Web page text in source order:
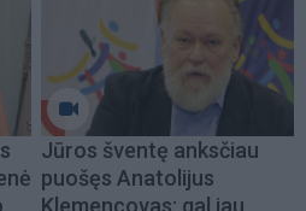
Jūros šventę anksčiau
puošęs Anatolijus
Klemencovas: gal jau